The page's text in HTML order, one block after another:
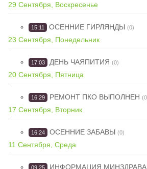
29 Сентября, Воскресенье
15:11 ОСЕННИЕ ГИРЛЯНДЫ (0)
23 Сентября, Понедельник
17:03 ДЕНЬ ЧАЯПИТИЯ (0)
20 Сентября, Пятница
16:29 РЕМОНТ ПКО ВЫПОЛНЕН
17 Сентября, Вторник
16:24 ОСЕННИЕ ЗАБАВЫ (0)
11 Сентября, Среда
09:25 ИНФОРМАЦИЯ